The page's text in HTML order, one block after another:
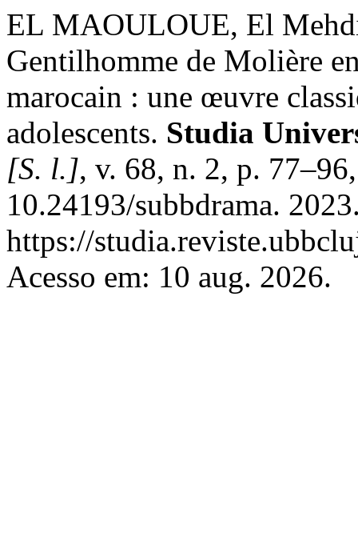
EL MAOULOUE, El
Gentilhomme de Molière
marocain : une œuvre
adolescents. Studia
[S. l.], v. 68, n. 2, p.
10.24193/subbdrama.
https://
Acesso em: 10 aug. 2026.